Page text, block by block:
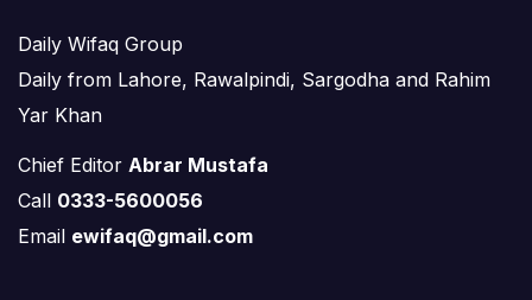
Daily Wifaq Group
Daily from Lahore, Rawalpindi, Sargodha and Rahim
Yar Khan
Chief Editor Abrar Mustafa
Call 0333-5600056
Email ewifaq@gmail.com